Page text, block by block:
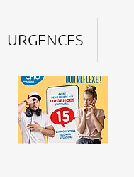
URGENCES